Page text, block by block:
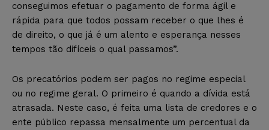
conseguimos efetuar o pagamento de forma ágil e
rápida para que todos possam receber o que lhes é
de direito, o que já é um alento e esperança nesses
tempos tão difíceis o qual passamos”.
Os precatórios podem ser pagos no regime especial
ou no regime geral. O primeiro é quando a dívida está
atrasada. Neste caso, é feita uma lista de credores e o
ente público repassa mensalmente um percentual da